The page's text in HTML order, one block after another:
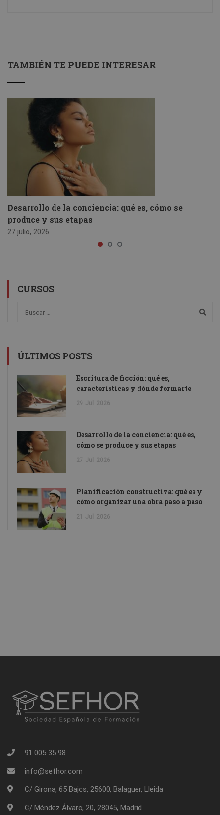
TAMBIÉN TE PUEDE INTERESAR
Desarrollo de la conciencia: qué es, cómo se
produce y sus etapas
27 julio, 2026
CURSOS
ÚLTIMOS POSTS
Escritura de ficción: qué es,
características y dónde formarte
29 Jul 2026
Desarrollo de la conciencia: qué es,
cómo se produce y sus etapas
27 Jul 2026
Planificación constructiva: qué es y
cómo organizar una obra paso a paso
21 Jul 2026
91 005 35 98
info@sefhor.com
C/ Girona, 65 Bajos, 25600, Balaguer, Lleida
C/ Méndez Álvaro, 20, 28045, Madrid